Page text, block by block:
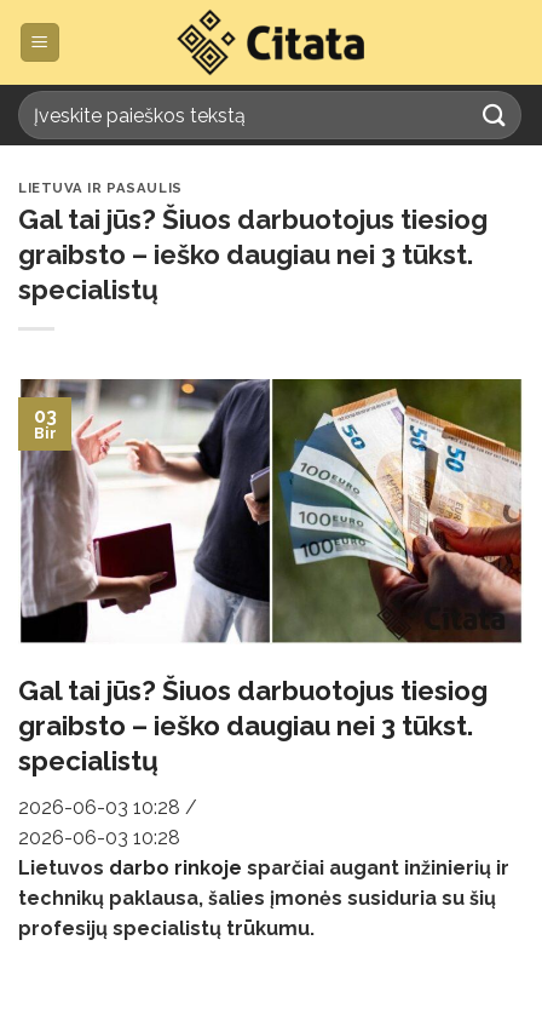
LIETUVA IR PASAULIS
Gal tai jūs? Šiuos darbuotojus tiesiog
graibsto – ieško daugiau nei 3 tūkst.
specialistų
03
Bir
Gal tai jūs? Šiuos darbuotojus tiesiog
graibsto – ieško daugiau nei 3 tūkst.
specialistų
2026-06-03 10:28 /
2026-06-03 10:28
Lietuvos darbo rinkoje sparčiai augant inžinierių ir
technikų paklausa, šalies įmonės susiduria su šių
profesijų specialistų trūkumu.